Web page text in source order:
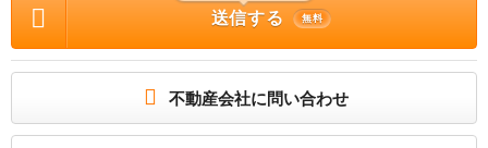
送信する 無料
不動産会社に問い合わせ